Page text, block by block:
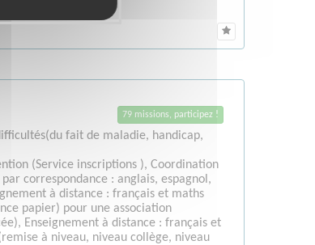
79 missions, participez !
fait de maladie, handicap,
(Service inscriptions ), Coordination
correspondance : anglais, espagnol,
à distance : français et maths
papier) pour une association
Enseignement à distance : français et
à niveau, niveau collège, niveau